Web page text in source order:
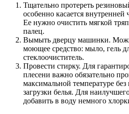
Тщательно протереть
особенно касается
Ее нужно очистить мягкой
палец.
Вымыть дверцу машинки.
моющее средство: мыло, гель
стеклоочиститель.
Провести стирку. Для
плесени важно обязательно
максимальной температуре без
загрузки белья. Для
добавить в воду немного